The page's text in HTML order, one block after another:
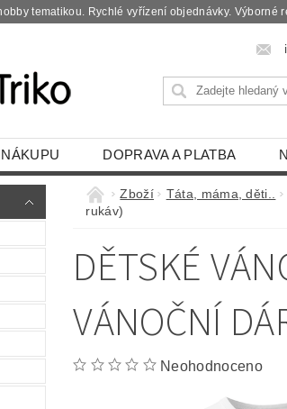
tematikou. Rychlé vyřízení objednávky. Výborné
DOPRAVA A PLATBA
Zboží Táta, máma, děti..
rukáv)
DĚTSKÉ
VÁNOČNÍ
Neohodnoceno